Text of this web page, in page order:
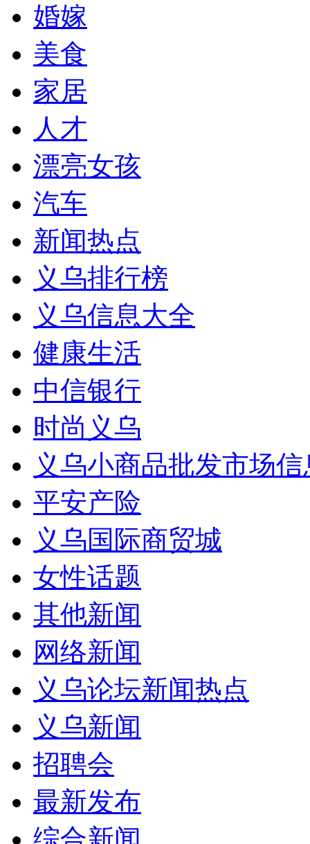
婚嫁
美食
家居
人才
漂亮女孩
汽车
新闻热点
义乌排行榜
义乌信息大全
健康生活
中信银行
时尚义乌
义乌小商品批发市场
平安产险
义乌国际商贸城
女性话题
其他新闻
网络新闻
义乌论坛新闻热点
义乌新闻
招聘会
最新发布